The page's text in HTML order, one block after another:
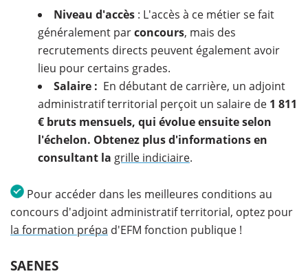
Niveau d'accès : L'accès à ce métier se fait
généralement parconcours, mais des
recrutements directs peuvent également avoir
lieu pour certains grades.
Salaire : En débutant de carrière, un adjoint
administratif territorial perçoit un salaire de 1 811
€ bruts mensuels, qui évolue ensuite selon
l'échelon. Obtenez plus d'informations en
consultant la grille indiciaire.
Pour accéder dans les meilleures conditions au
concours d'adjoint administratif territorial, optez pour
la formation prépa d'EFM fonction publique !
SAENES